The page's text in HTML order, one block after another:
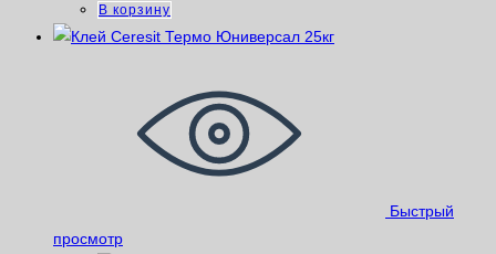
В корзину
Быстрый
просмотр